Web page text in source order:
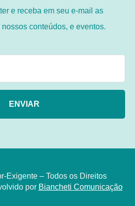
e receba em seu e-mail as
conteúdos, e eventos.
ENVIAR
Exigente – Todos os Direitos
por Biancheti Comunicação